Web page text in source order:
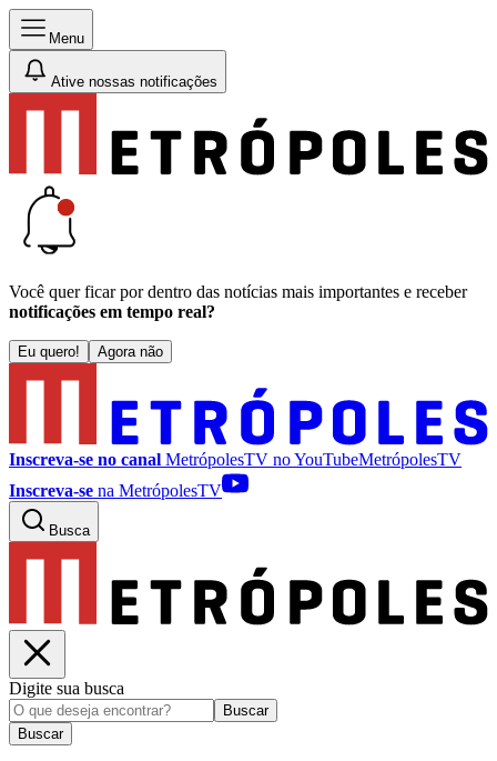
Menu
Ative nossas notificações
Você quer ficar por dentro das notícias mais importantes e receber
notificações em tempo real?
Eu quero! Agora não
Inscreva-se no canal MetrópolesTV noYouTubeMetrópolesTV
Inscreva-se na MetrópolesTV
Busca
Digite sua busca
Buscar
Buscar